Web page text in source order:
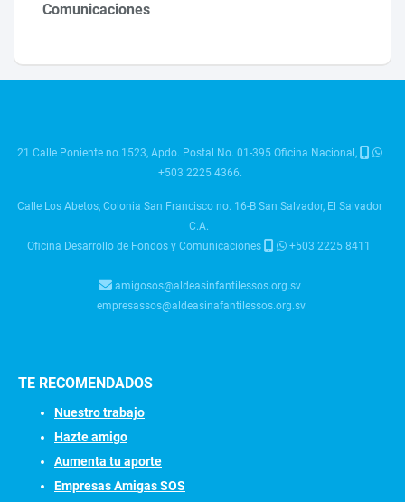
Comunicaciones
21 Calle Poniente no.1523, Apdo. Postal No. 01-395 Oficina Nacional,
+503 2225 4366.
Calle Los Abetos, Colonia San Francisco no. 16-B San Salvador, El Salvador
C.A.
Oficina Desarrollo de Fondos y Comunicaciones
+503 2225 8411
amigosos@aldeasinfantilessos.org.sv
empresassos@aldeasinafantilessos.org.sv
TE RECOMENDADOS
Nuestro trabajo
Hazte amigo
Aumenta tu aporte
Empresas Amigas SOS